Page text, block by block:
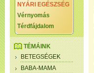
NYÁRI EGÉSZSÉG
Vérnyomás
Térdfájdalom
TÉMÁINK
BETEGSÉGEK
BABA-MAMA